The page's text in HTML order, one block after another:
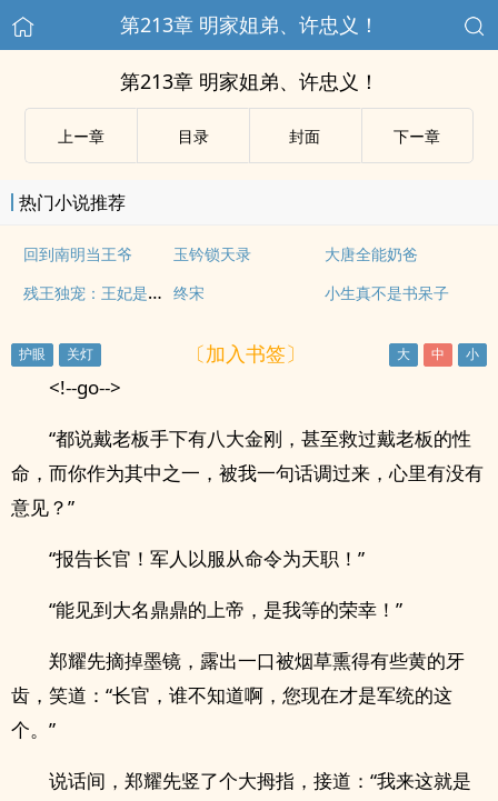
第213章 明家姐弟、许忠义！
第213章 明家姐弟、许忠义！
上ー章 目录 封面 下ー章
热门小说推荐
回到南明当王爷 玉钤锁天录 大唐全能奶爸
残王独宠：王妃是打脸狂魔 终宋 小生真不是书呆子
〔加入书签〕
<!--go-->
“都说戴老板手下有八大金刚，甚至救过戴老板的性
命，而你作为其中之一，被我一句话调过来，心里有没有
意见？”
“报告长官！军人以服从命令为天职！”
“能见到大名鼎鼎的上帝，是我等的荣幸！”
郑耀先摘掉墨镜，露出一口被烟草熏得有些黄的牙
齿，笑道：“长官，谁不知道啊，您现在才是军统的这
个。”
说话间，郑耀先竖了个大拇指，接道：“我来这就是